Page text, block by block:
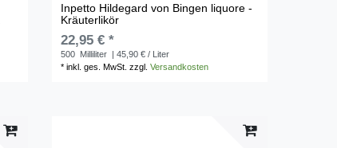
Inpetto Hildegard von Bingen liquore -
Kräuterlikör
22,95 € *
500 Milliliter | 45,90 € / Liter
*inkl. ges. MwSt. zzgl.Versandkosten